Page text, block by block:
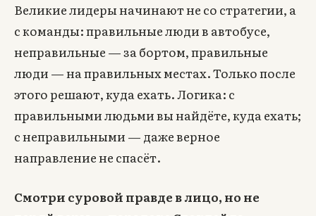
Великие лидеры начинают не со стратегии, а
с команды: правильные люди в автобусе,
неправильные — за бортом, правильные
люди — на правильных местах. Только после
этого решают, куда ехать. Логика: с
правильными людьми вы найдёте, куда ехать;
с неправильными — даже верное
направление не спасёт.
Смотри суровой правде в лицо, но не